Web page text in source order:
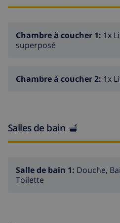
seulement.
Chambre à coucher 1: 1x
superposé
Chambre à coucher 2: 1x
Salles de bain
Salle de bain 1: Douche,
Toilette